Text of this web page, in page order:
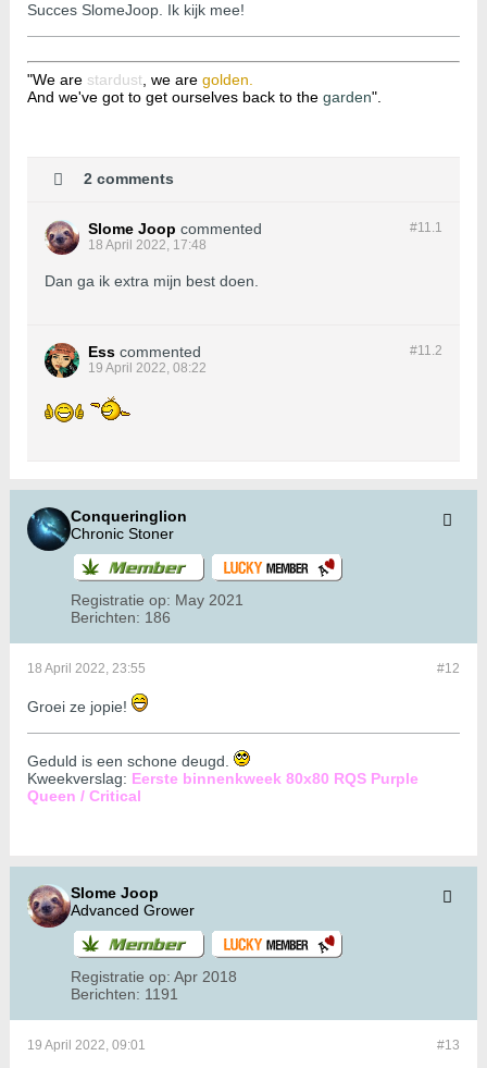
Succes SlomeJoop. Ik kijk mee!
"We are stardust , we are golden.
And we've got to get ourselves back to the garden".
2 comments
#11.1
Slome Joop commented
18 April 2022, 17:48
Dan ga ik extra mijn best doen.
#11.2
Ess commented
19 April 2022, 08:22
Conqueringlion
Chronic Stoner
Registratie op: May 2021
Berichten: 186
#12
18 April 2022, 23:55
Groei ze jopie!
Geduld is een schone deugd.
Kweekverslag: Eerste binnenkweek 80x80 RQS Purple
Queen / Critical
Slome Joop
Advanced Grower
Registratie op: Apr 2018
Berichten: 1191
#13
19 April 2022, 09:01